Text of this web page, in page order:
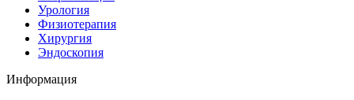
Урология
Физиотерапия
Хирургия
Эндоскопия
Информация